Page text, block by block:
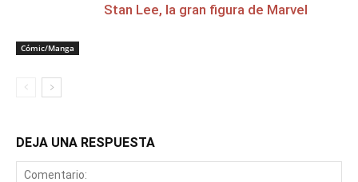
Cómic/Manga
Stan Lee, la gran figura de Marvel
DEJA UNA RESPUESTA